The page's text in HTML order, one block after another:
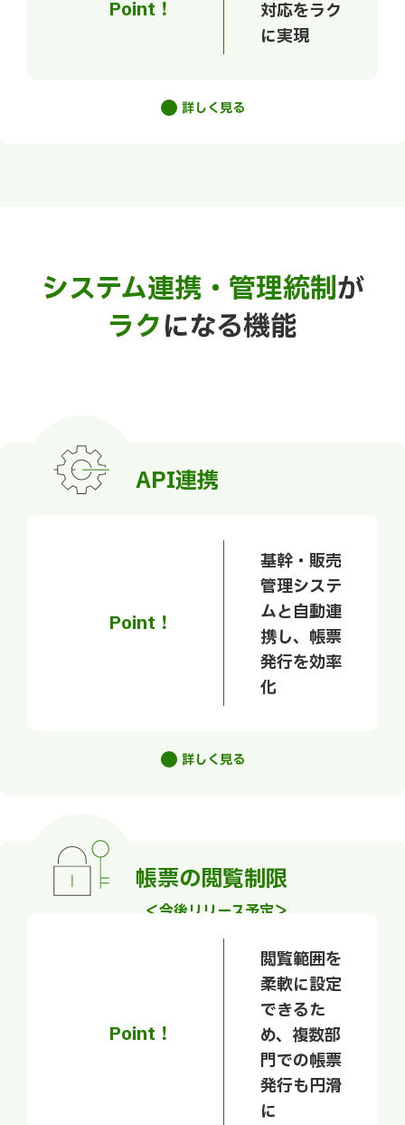
Point！
対応をラク
に実現
詳しく見る
システム連携・管理統制が
ラクになる機能
API連携
Point！
基幹・販売
管理システ
ムと自動連
携し、帳票
発行を効率
化
詳しく見る
帳票の閲覧制限
＜今後リリース予定＞
Point！
閲覧範囲を
柔軟に設定
できるた
め、複数部
門での帳票
発行も円滑
に